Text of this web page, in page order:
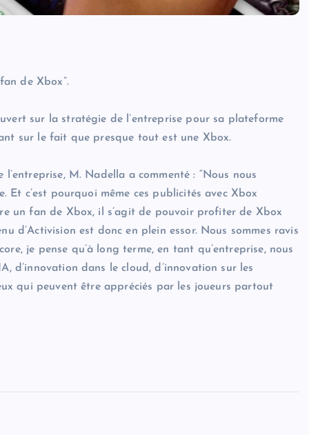
de Xbox”.
sur la stratégie de l’entreprise pour sa plateforme
sur le fait que presque tout est une Xbox.
M. Nadella a commenté : “Nous nous
c’est pourquoi même ces publicités avec Xbox
un fan de Xbox, il s’agit de pouvoir profiter de Xbox
d’Activision est donc en plein essor. Nous sommes ravis
je pense qu’à long terme, en tant qu’entreprise, nous
d’innovation dans le cloud, d’innovation sur les
qui peuvent être appréciés par les joueurs partout